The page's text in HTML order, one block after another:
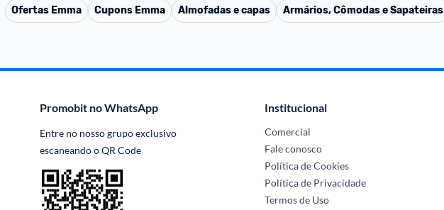
Ofertas Emma Cupons Emma Almofadas e capas Armários, Cômodas e Sapateiras
Promobit no WhatsApp
Entre no nosso grupo exclusivo
escaneando o QR Code
Institucional
Comercial
Fale conosco
Política de Cookies
Política de Privacidade
Termos de Uso